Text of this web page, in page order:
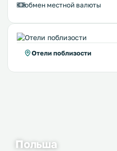
обмен местной валюты
Отели поблизости
Польша